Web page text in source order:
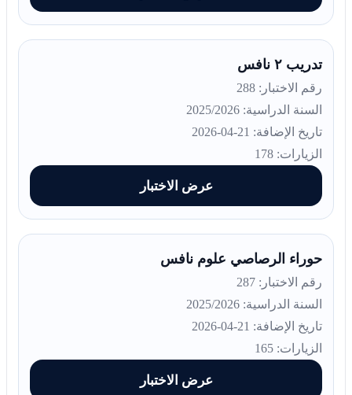
تدريب ٢ نافس
رقم الاختبار: 288
السنة الدراسية: 2025/2026
تاريخ الإضافة: 21-04-2026
الزيارات: 178
عرض الاختبار
حوراء الرصاصي علوم نافس
رقم الاختبار: 287
السنة الدراسية: 2025/2026
تاريخ الإضافة: 21-04-2026
الزيارات: 165
عرض الاختبار